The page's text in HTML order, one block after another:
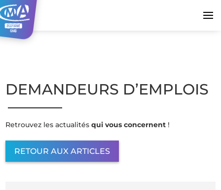
DEMANDEURS D’EMPLOIS
Retrouvez les actualitésqui vous concernent !
RETOUR AUX ARTICLES